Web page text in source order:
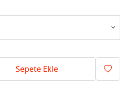
Sepete Ekle